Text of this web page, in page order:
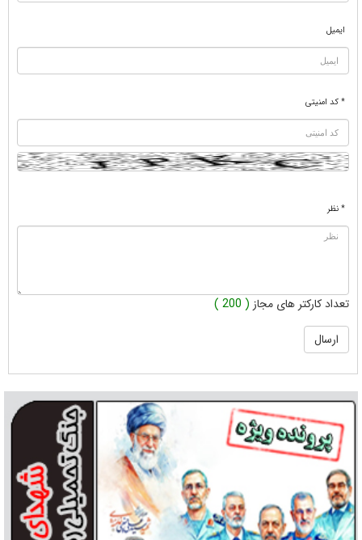
ایمیل
* کد امنیتی
* نظر
تعداد کارکتر های مجاز ( 200 )